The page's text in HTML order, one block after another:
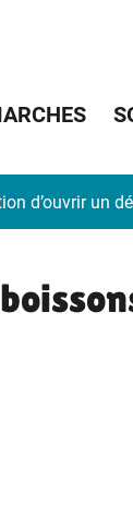
d’ouvrir un